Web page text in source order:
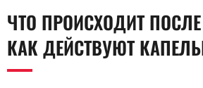
ЧТО ПРОИСХОДИТ
КАК ДЕЙСТВУЮТ